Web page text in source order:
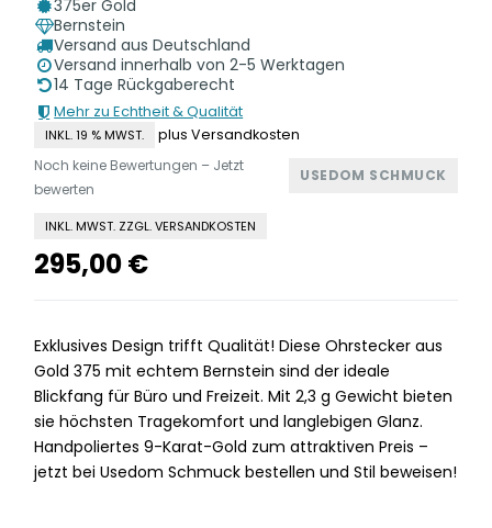
375er Gold
Bernstein
Versand aus Deutschland
Versand innerhalb von 2-5 Werktagen
14 Tage Rückgaberecht
Mehr zu Echtheit & Qualität
INKL. 19 % MWST. plus Versandkosten
USEDOM SCHMUCK
Noch keine Bewertungen – Jetzt
bewerten
INKL. MWST. ZZGL. VERSANDKOSTEN
295,00€
Exklusives Design trifft Qualität! Diese Ohrstecker aus
Gold 375 mit echtem Bernstein sind der ideale
Blickfang für Büro und Freizeit. Mit 2,3 g Gewicht bieten
sie höchsten Tragekomfort und langlebigen Glanz.
Handpoliertes 9-Karat-Gold zum attraktiven Preis –
jetzt bei Usedom Schmuck bestellen und Stil beweisen!